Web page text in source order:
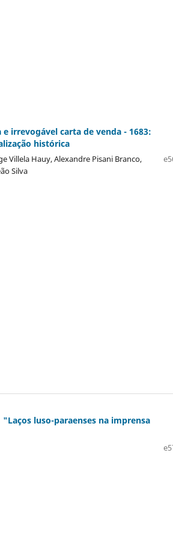
irrevogável carta de venda - 1683:
histórica
Villela Hauy, Alexandre Pisani Branco,
Silva
luso-paraenses na imprensa